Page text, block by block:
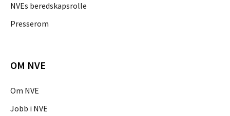
NVEs beredskapsrolle
Presserom
OM NVE
Om NVE
Jobb i NVE